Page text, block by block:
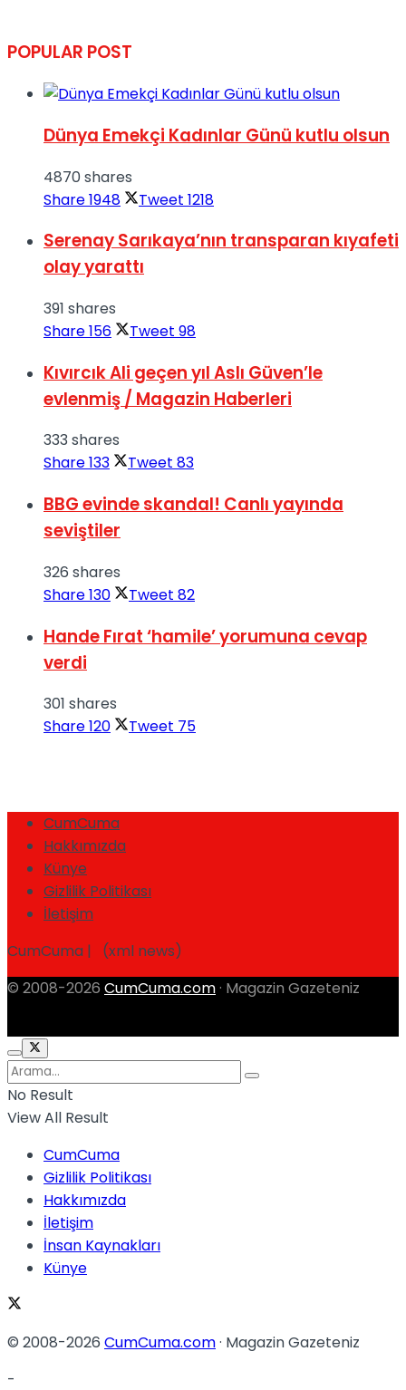
POPULAR POST
Dünya Emekçi Kadınlar Günü kutlu olsun
4870 shares
Share1948 Tweet 1218
Serenay Sarıkaya’nın transparan kıyafeti
olay yarattı
391 shares
Share156 Tweet 98
Kıvırcık Ali geçen yıl Aslı Güven’le
evlenmiş / Magazin Haberleri
333 shares
Share133 Tweet 83
BBG evinde skandal! Canlı yayında
seviştiler
326 shares
Share130 Tweet 82
Hande Fırat ‘hamile’ yorumuna cevap
verdi
301 shares
Share120 Tweet 75
CumCuma
Hakkımızda
Künye
Gizlilik Politikası
İletişim
CumCuma | (xml news)
© 2008-2026 CumCuma.com · Magazin Gazeteniz
No Result
View All Result
CumCuma
Gizlilik Politikası
Hakkımızda
İletişim
İnsan Kaynakları
Künye
© 2008-2026 CumCuma.com· Magazin Gazeteniz
-